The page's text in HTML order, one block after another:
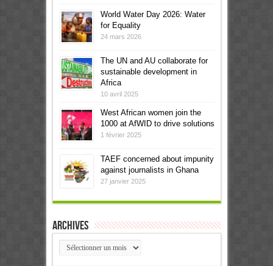
World Water Day 2026: Water
for Equality
24 mars 2026
The UN and AU collaborate for
sustainable development in
Africa
10 avril 2025
West African women join the
1000 at AfWID to drive solutions
1 février 2025
TAEF concerned about impunity
against journalists in Ghana
27 janvier 2025
Archives
Archives